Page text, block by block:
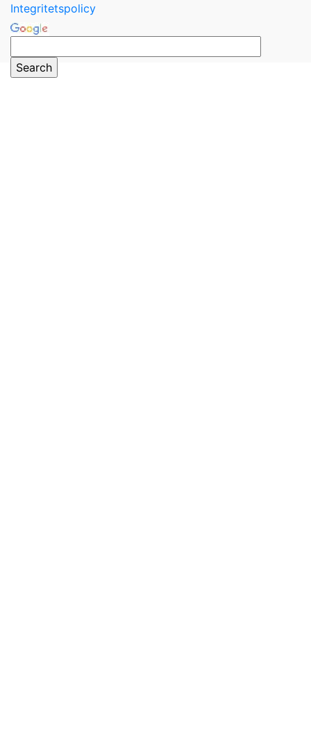
Integritetspolicy